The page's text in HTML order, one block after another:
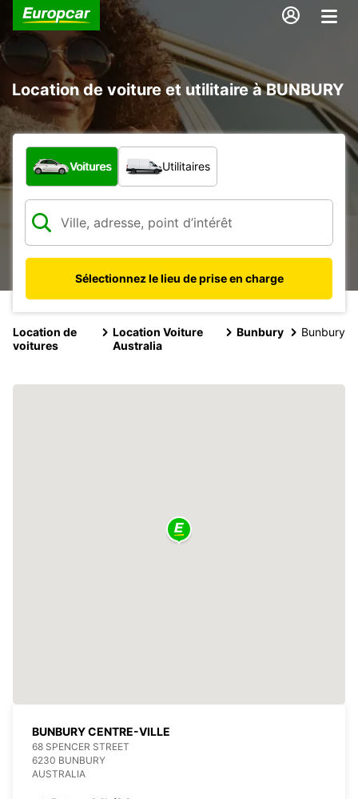
Location de voiture et utilitaire à BUNBURY
Quel type de véhicule ?
Voitures Utilitaires
Sélectionnez le lieu de prise en charge
Location de
voitures
Location Voiture
Australia
Bunbury Bunbury
BUNBURY CENTRE-VILLE
68 SPENCER STREET
6230 BUNBURY
AUSTRALIA